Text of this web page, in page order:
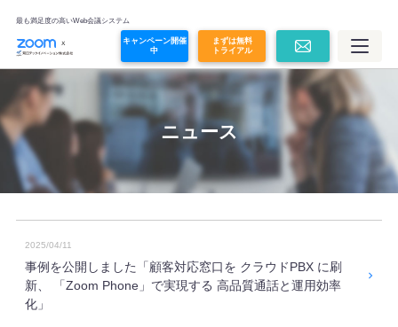
最も満足度の高いWeb会議システム
まずは無料
トライアル
キャンペーン開催
中
Zoom Contact Center
Zoom Revenue Accelerator
その他コラボレーションツール
プラン・価格
ニュース
2025/04/11
事例を公開しました「顧客対応窓口を クラウドPBX に刷
新、 「Zoom Phone」で実現する 高品質通話と運用効率
化」